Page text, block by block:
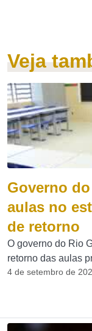
Veja
Governo
aulas no
de retorno
O governo do Rio
retorno das aulas
4 de setembro de